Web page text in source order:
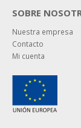
SOBRE
Nuestra empresa
Contacto
Mi cuenta